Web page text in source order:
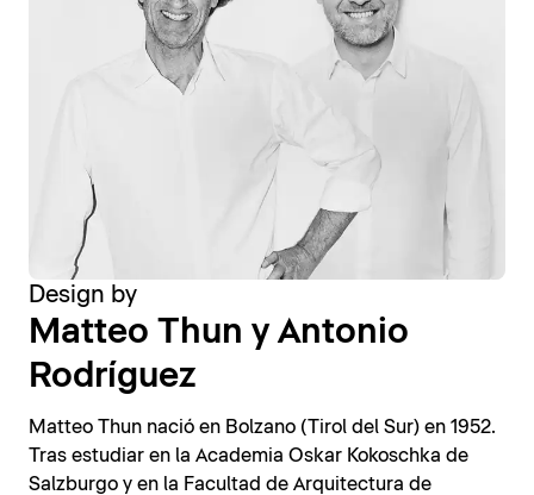
Design by
Matteo Thun y Antonio
Rodríguez
Matteo Thun nació en Bolzano (Tirol del Sur) en 1952.
Tras estudiar en la Academia Oskar Kokoschka de
Salzburgo y en la Facultad de Arquitectura de